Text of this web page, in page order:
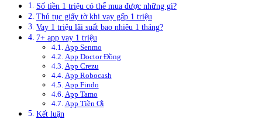
Số tiền 1 triệu có thể mua được những gì?
Thủ tục giấy tờ khi vay gấp 1 triệu
Vay 1 triệu lãi suất bao nhiêu 1 tháng?
7+ app vay 1 triệu
App Senmo
App Doctor Đồng
App Crezu
App Robocash
App Findo
App Tamo
App Tiền Ơi
Kết luận